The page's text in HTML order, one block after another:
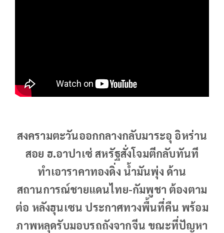
สงครามตะวันออกกลางกลับมาระอุ อิหร่าน
สอย ฮ.อาปาเซ่ สหรัฐสั่งโจมตีกลับทันที
ทำเอาราคาทองดิ่ง น้ำมันพุ่ง ด้าน
สถานการณ์ชายแดนไทย-กัมพูชา ต้องตาม
ต่อ หลังฮุนเซน ประกาศทวงพื้นที่คืน พร้อม
ภาพหลุดรับมอบรถถังจากจีน ขณะที่ปัญหา